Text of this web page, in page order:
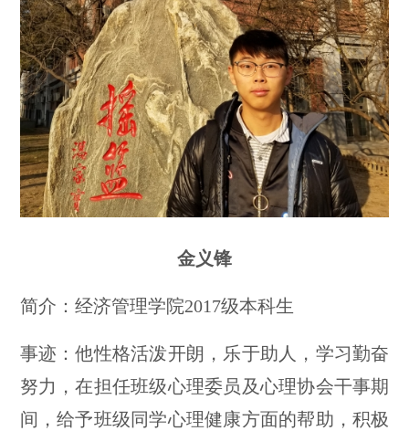
金义锋
简介：经济管理学院2017级本科生
事迹：他性格活泼开朗，乐于助人，学习勤奋
努力，在担任班级心理委员及心理协会干事期
间，给予班级同学心理健康方面的帮助，积极